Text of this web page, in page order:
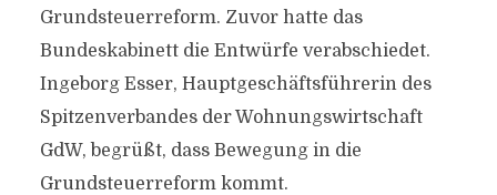
Grundsteuerreform. Zuvor hatte das
Bundeskabinett die Entwürfe verabschiedet.
Ingeborg Esser, Hauptgeschäftsführerin des
Spitzenverbandes der Wohnungswirtschaft
GdW, begrüßt, dass Bewegung in die
Grundsteuerreform kommt.